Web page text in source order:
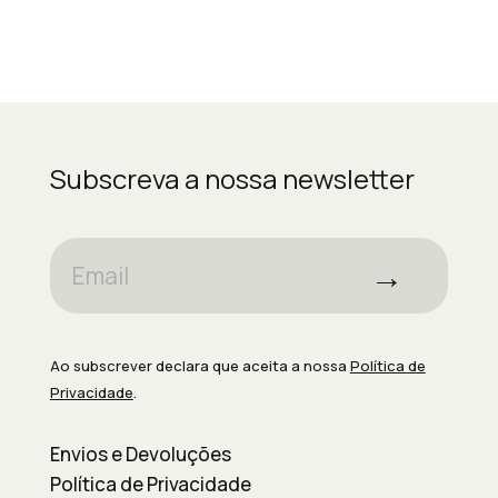
Envios e Devoluções
Política de Privacidade
Subscreva a nossa newsletter
→
Ao subscrever declara que aceita a nossa Política de
Privacidade.